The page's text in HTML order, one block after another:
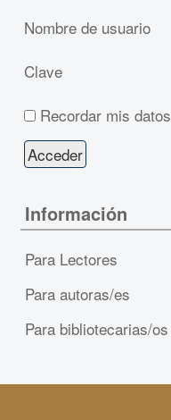
Nombre de usuario
Clave
Recordar mis datos
Información
Para Lectores
Para autoras/es
Para bibliotecarias/os